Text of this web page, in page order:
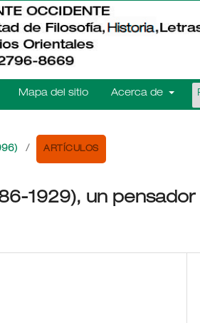
Mapa del sitio Acerca de
/ ARTÍCULOS
1929), un